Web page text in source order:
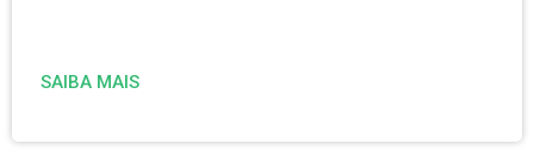
SAIBA MAIS